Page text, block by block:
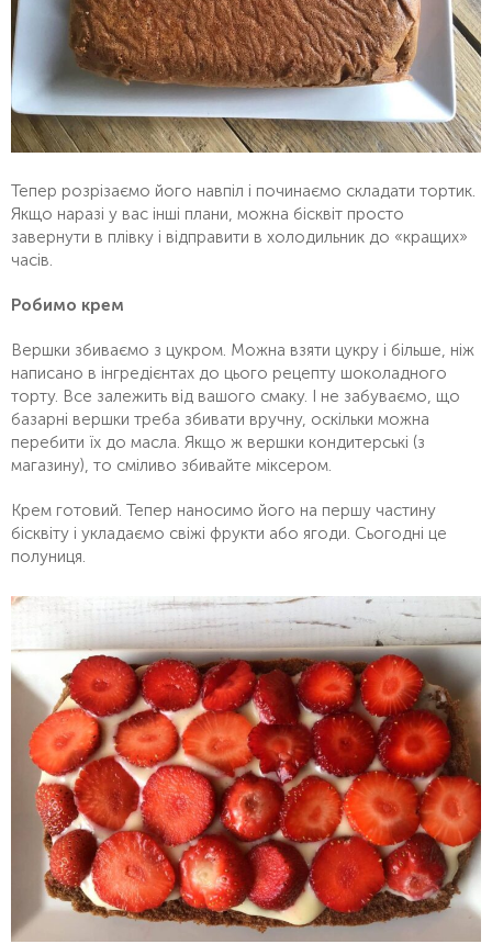
Тепер розрізаємо його навпіл і починаємо складати тортик.
Якщо наразі у вас інші плани, можна бісквіт просто
завернути в плівку і відправити в холодильник до «кращих»
часів.
Робимо крем
Вершки збиваємо з цукром. Можна взяти цукру і більше, ніж
написано в інгредієнтах до цього рецепту шоколадного
торту. Все залежить від вашого смаку. І не забуваємо, що
базарні вершки треба збивати вручну, оскільки можна
перебити їх до масла. Якщо ж вершки кондитерські (з
магазину), то сміливо збивайте міксером.
Крем готовий. Тепер наносимо його на першу частину
бісквіту і укладаємо свіжі фрукти або ягоди. Сьогодні це
полуниця.